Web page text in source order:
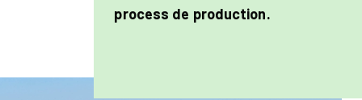
process de production.